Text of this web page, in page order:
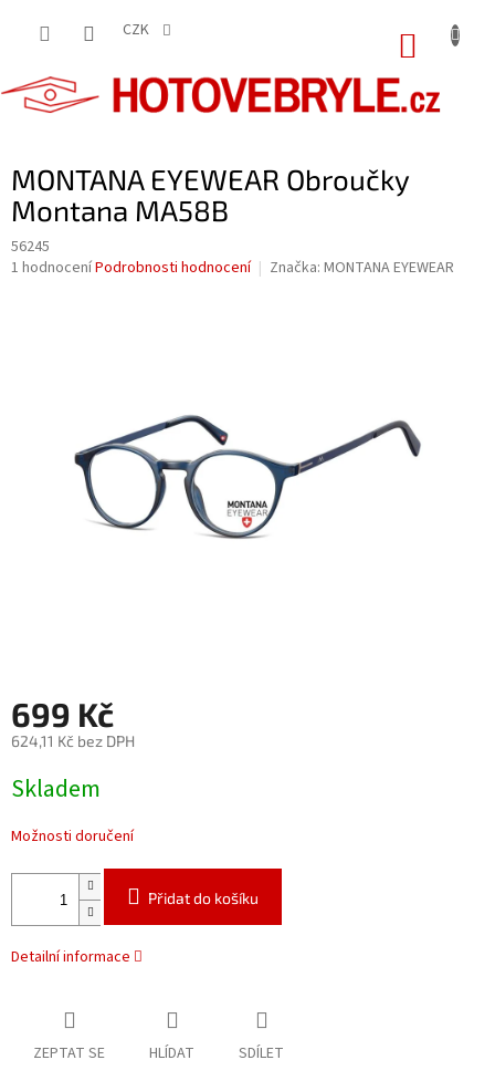
CZK
MONTANA EYEWEAR Obroučky
Montana MA58B
56245
Průměrné
1 hodnoceníPodrobnosti hodnocení Značka: MONTANA EYEWEAR
699 Kč
624,11 Kč bez DPH
cena:
Skladem
Možnosti doručení
Přidat do košíku
Detailní informace
ZEPTAT SE HLÍDAT SDÍLET